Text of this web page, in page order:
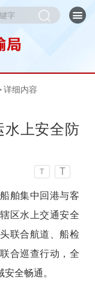
详细内容
水上安全防
T T
舶集中回港与客
区水上交通安全
联合航道、船检
合巡查行动，全
全畅通。